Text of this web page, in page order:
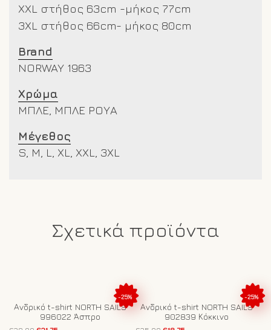
XXL στήθος 63cm -μήκος 77cm
3XL στήθος 66cm- μήκος 80cm
Brand
NORWAY 1963
Χρώμα
ΜΠΛΕ, ΜΠΛΕ ΡΟΥΑ
Μέγεθος
S, M, L, XL, XXL, 3XL
Σχετικά προϊόντα
-25%
Ανδρικό t-shirt NORTH SAILS
996022 Άσπρο
-25%
Ανδρικό t-shirt NORTH SAILS
902839 Κόκκινο